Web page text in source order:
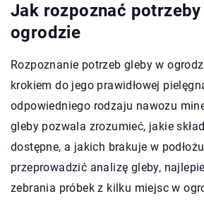
Jak rozpoznać
ogrodzie
Rozpoznanie potrzeb gleby w
krokiem do jego prawidłowej
odpowiedniego rodzaju nawozu
gleby pozwala zrozumieć, jakie
dostępne, a jakich brakuje w
przeprowadzić analizę gleby,
zebrania próbek z kilku miejsc w